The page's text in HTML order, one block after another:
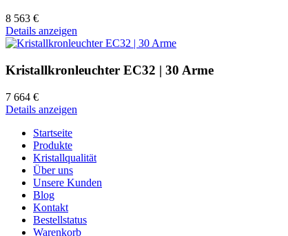
8 563 €
Details anzeigen
Kristallkronleuchter EC32 | 30 Arme
7 664 €
Details anzeigen
Startseite
Produkte
Kristallqualität
Über uns
Unsere Kunden
Blog
Kontakt
Bestellstatus
Warenkorb